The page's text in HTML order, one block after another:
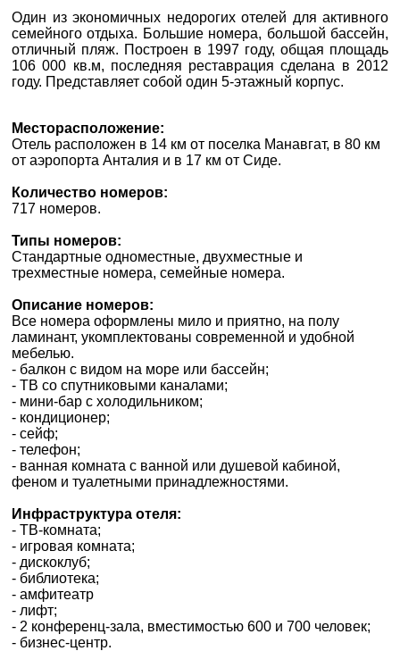
dp_city@aventour.ua
Пн. - Пт. 9:00 - 18:00
Сб 10:00 - 15:00
Запоріжжя
0800 33 01 80
zp_city@aventour.ua
Сб 10:00 - 15:00
Харків
вул. Сумська 77/79
Один из экономичных недорогих отелей для активного
семейного отдыха. Большие номера, большой бассейн,
отличный пляж. Построен в 1997 году, общая площадь
106 000 кв.м, последняя реставрация сделана в 2012
году. Представляет собой один 5-этажный корпус.
Месторасположение:
Отель расположен в 14 км от поселка Манавгат, в 80 км
от аэропорта Анталия и в 17 км от Сиде.
Количество номеров:
717 номеров.
Типы номеров:
Стандартные одноместные, двухместные и
трехместные номера, семейные номера.
Описание номеров:
Все номера оформлены мило и приятно, на полу
ламинант, укомплектованы современной и удобной
мебелью.
- балкон с видом на море или бассейн;
- ТВ со спутниковыми каналами;
- мини-бар с холодильником;
- кондиционер;
- сейф;
- телефон;
- ванная комната с ванной или душевой кабиной,
феном и туалетными принадлежностями.
Инфраструктура отеля:
- ТВ-комната;
- игровая комната;
- дискоклуб;
- библиотека;
- амфитеатр
- лифт;
- 2 конференц-зала, вместимостью 600 и 700 человек;
- бизнес-центр.